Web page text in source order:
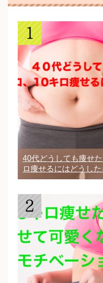
40代どうしても痩せ
ロ痩せるにはどうした